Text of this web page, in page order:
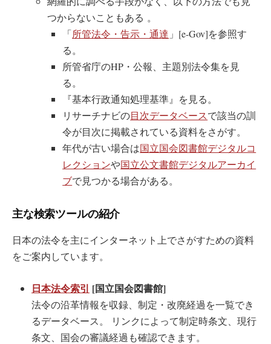
つからないこともある 。
「所管法令・告示・通達 」[e-Gov]を参照す
る。
所管省庁のHP・公報、主題別法令集を見
る。
『基本行政通知処理基準』を見る。
リサーチナビの目次データベースで該当の訓
令が目次に掲載されている資料をさがす。
年代が古い場合は国立国会図書館デジタルコ
レクションや国立公文書館デジタルアーカイ
ブで見つかる場合がある。
主な検索ツールの紹介
日本の法令を主にインターネット上でさがすための資料
をご案内しています。
日本法令索引 [国立国会図書館]
法令の沿革情報を収録、制定・改廃経過を一覧でき
るデータベース。 リンクによって制定時条文、現行
条文、国会の審議経過も確認できます。